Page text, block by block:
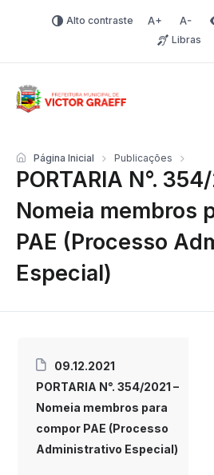
Alto contraste Aumentar
Libras
PORTARIA N°.
Nomeia membros
PAE (Processo
Especial)
Página Inicial Publicações
09.12.2021
PORTARIA N°. 354/2021 –
Nomeia membros para
compor PAE (Processo
Administrativo Especial)